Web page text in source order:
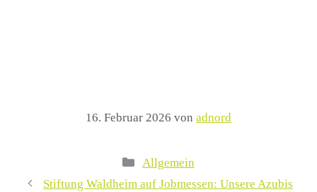
16. Februar 2026 von adnord
Kategorien
Allgemein
Stiftung Waldheim auf Jobmessen: Unsere Azubis